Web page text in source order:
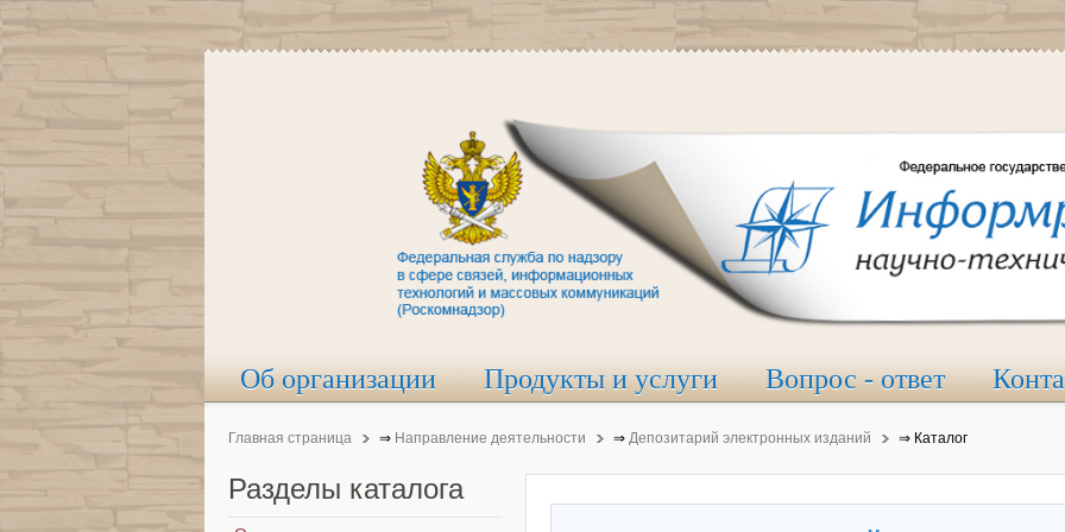
Об организации Продукты и услуги Вопрос - ответ
Главная страница ⇒ Направление деятельности ⇒ Депозитарий электронных изданий ⇒ Каталог
Разделы каталога